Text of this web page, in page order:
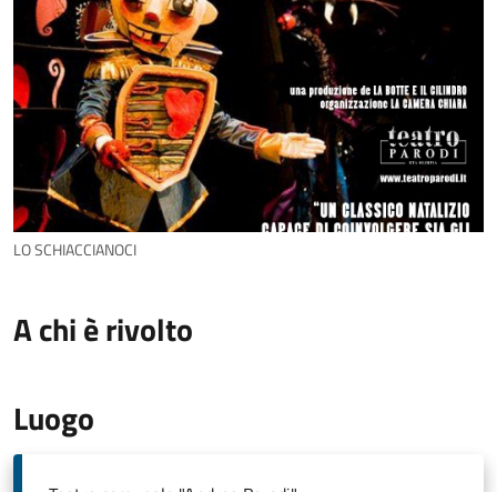
LO SCHIACCIANOCI
A chi è rivolto
Luogo